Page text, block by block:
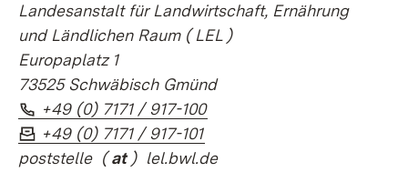
Landesanstalt für Landwirtschaft, Ernährung
und Ländlichen Raum (LEL)
Europaplatz 1
73525 Schwäbisch Gmünd
Telefon:
+49 (0) 7171 / 917-100(Öffnet in neuem Fenster)
Fax:
+49 (0) 7171 / 917-101(Öffnet in neuem Fenster)
poststelle(at) lel.bwl.de